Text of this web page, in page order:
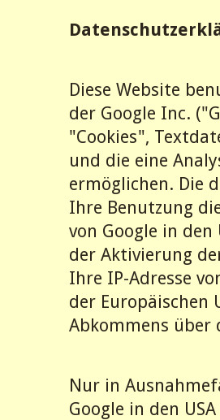
Diese Website
der Google Inc.
"Cookies",
und die eine
ermöglichen. Die
Ihre Benutzung
von Google in
der Aktivierung
Ihre IP-Adresse
der Europäischen
Abkommens über
Nur in
Google in den